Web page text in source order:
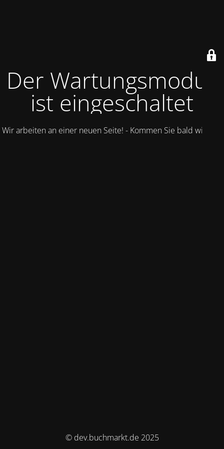
Der Wartungsmodus
ist eingeschaltet
Wir arbeiten an einer neuen Seite! - Kommen Sie bald wieder.
© dev.buchmarkt.de 2025